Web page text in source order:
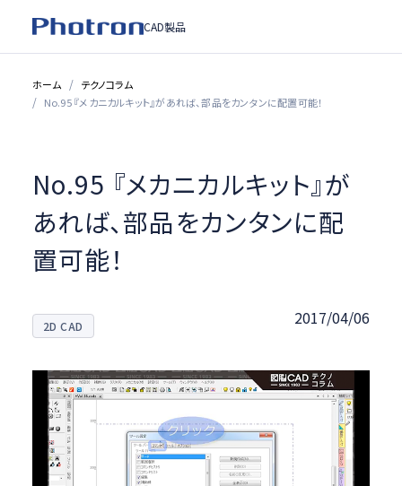
CAD製品
ホーム
テクノコラム
No.95 『メカニカルキット』があれば、部品をカンタンに配置可能！
No.95 『メカニカルキット』が
あれば、部品をカンタンに配
置可能！
2D CAD 2017/04/06